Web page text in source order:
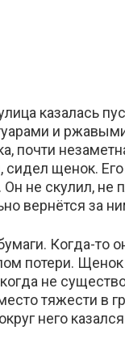
казалась
и
почти
сидел щенок.
. Он не скулил, не
вернётся за
Когда-то
потери.
не
тяжести в
него